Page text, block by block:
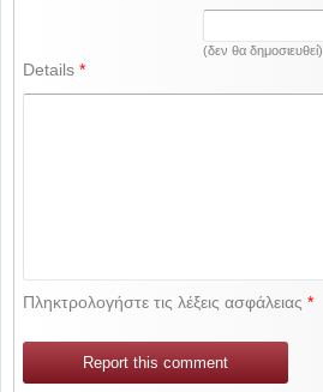
(δεν θα δημοσιευθεί)
Details*
Πληκτρολογήστε τις λέξεις ασφάλειας*
Report this comment